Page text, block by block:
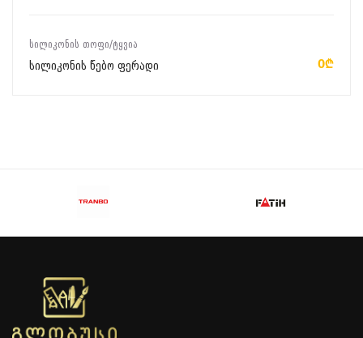
ᲡᲘᲚᲘᲙᲝᲜᲘᲡ ᲗᲝᲤᲘ/ᲢᲧᲕᲘᲐ
სილიკონის წებო ფერადი 0₾